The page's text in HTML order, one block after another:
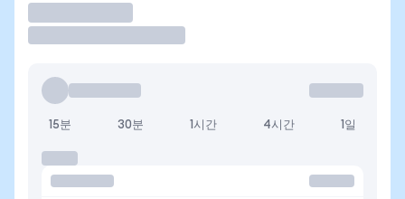
15분 30분 1시간 4시간 1일